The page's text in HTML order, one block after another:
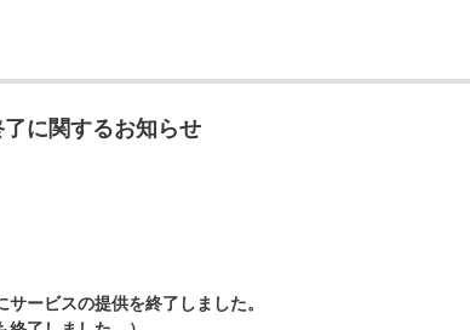
に関するお知らせ
サービスの提供を終了しました。